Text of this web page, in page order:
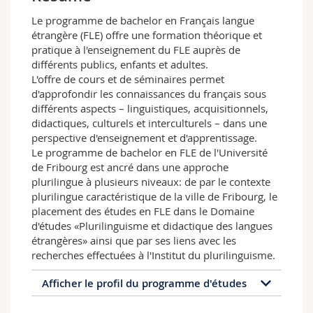
Interfacultaire
Doctorants
Programme des cours
MyUnifr
Le programme de bachelor en Français langue
étrangère (FLE) offre une formation théorique et
pratique à l'enseignement du FLE auprès de
différents publics, enfants et adultes.
L'offre de cours et de séminaires permet
d'approfondir les connaissances du français sous
différents aspects – linguistiques, acquisitionnels,
didactiques, culturels et interculturels – dans une
perspective d'enseignement et d'apprentissage.
Le programme de bachelor en FLE de l'Université
de Fribourg est ancré dans une approche
plurilingue à plusieurs niveaux: de par le contexte
plurilingue caractéristique de la ville de Fribourg, le
placement des études en FLE dans le Domaine
d'études «Plurilinguisme et didactique des langues
étrangères» ainsi que par ses liens avec les
recherches effectuées à l'Institut du plurilinguisme.
Afficher le profil du programme d'études